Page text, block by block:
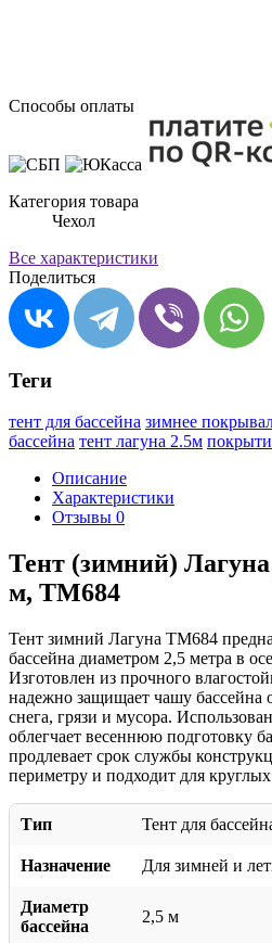
Способы оплаты
Категория товара
Чехол
Все характеристики
Поделиться
Теги
тент для бассейна зимнее
бассейна тент лагуна 2.5м
Описание
Характеристики
Отзывы 0
Тент (зимний) Лагуна
м, TM684
Тент зимний Лагуна TM684
бассейна диаметром 2,5 метра в
Изготовлен из прочного
надежно защищает чашу бассейна
снега, грязи и мусора.
облегчает весеннюю подготовку
продлевает срок службы
периметру и подходит для
Тип Тент для
Назначение Для зимней и
Диаметр
бассейна
2,5 м